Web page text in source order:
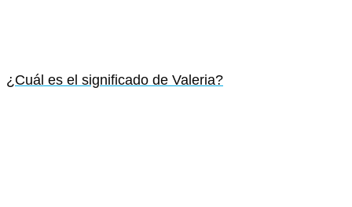
¿Cuál es el significado de Valeria?